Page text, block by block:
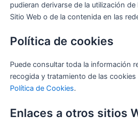
pudieran derivarse de la utilización
Sitio Web o de la contenida en las
Política de cookies
Puede consultar toda la información
recogida y tratamiento de las cookies
Política de Cookies.
Enlaces a otros sitios